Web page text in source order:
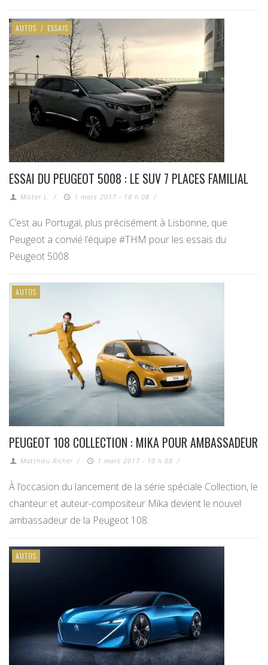
AUTOS / ESSAIS
ESSAI DU PEUGEOT 5008 : LE SUV 7 PLACES FAMILIAL
Mister L. / 1 mars 2017 - 18 h 08 /
C’est au Portugal, plus précisément à Lisbonne, que
Peugeot a convié l’équipe #THM pour les essais du
Peugeot 5008.
AUTOS
PEUGEOT 108 COLLECTION : MIKA POUR AMBASSADEUR
Matthieu Richer / 1 mars 2017 - 10 h 08 /
À l’occasion du lancement de la série spéciale Collection, le
chanteur et auteur-compositeur Mika devient le nouvel
ambassadeur de la Peugeot 108.
AUTOS